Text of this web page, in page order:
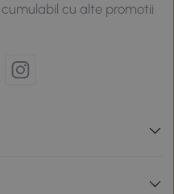
cu alte promotii